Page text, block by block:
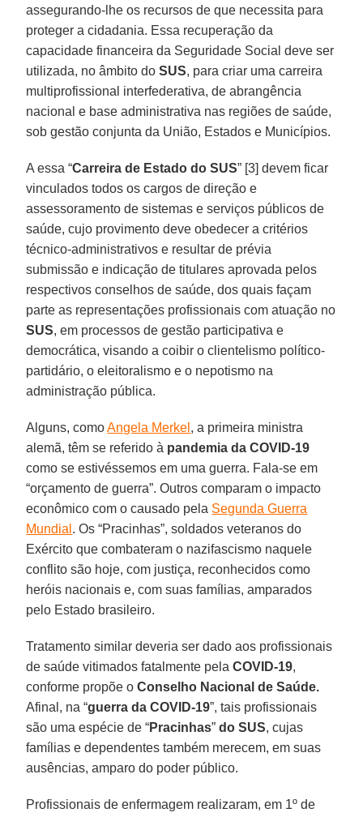
assegurando-lhe os recursos de que necessita para
proteger a cidadania. Essa recuperação da
capacidade financeira da Seguridade Social deve ser
utilizada, no âmbito doSUS, para criar uma carreira
multiprofissional interfederativa, de abrangência
nacional e base administrativa nas regiões de saúde,
sob gestão conjunta da União, Estados e Municípios.
A essa “Carreira de Estado do SUS” [3] devem ficar
vinculados todos os cargos de direção e
assessoramento de sistemas e serviços públicos de
saúde, cujo provimento deve obedecer a critérios
técnico-administrativos e resultar de prévia
submissão e indicação de titulares aprovada pelos
respectivos conselhos de saúde, dos quais façam
parte as representações profissionais com atuação no
SUS, em processos de gestão participativa e
democrática, visando a coibir o clientelismo político-
partidário, o eleitoralismo e o nepotismo na
administração pública.
Alguns, comoAngela Merkel , a primeira ministra
alemã, têm se referido à pandemia da COVID-19
como se estivéssemos em uma guerra. Fala-se em
“orçamento de guerra”. Outros comparam o impacto
econômico com o causado pela Segunda Guerra
Mundial . Os “Pracinhas”, soldados veteranos do
Exército que combateram o nazifascismo naquele
conflito são hoje, com justiça, reconhecidos como
heróis nacionais e, com suas famílias, amparados
pelo Estado brasileiro.
Tratamento similar deveria ser dado aos profissionais
de saúde vitimados fatalmente pelaCOVID-19,
conforme propõe oConselho Nacional de Saúde.
Afinal, na “guerra da COVID-19”, tais profissionais
são uma espécie de “Pracinhas” do SUS, cujas
famílias e dependentes também merecem, em suas
ausências, amparo do poder público.
Profissionais de enfermagem realizaram, em 1º de